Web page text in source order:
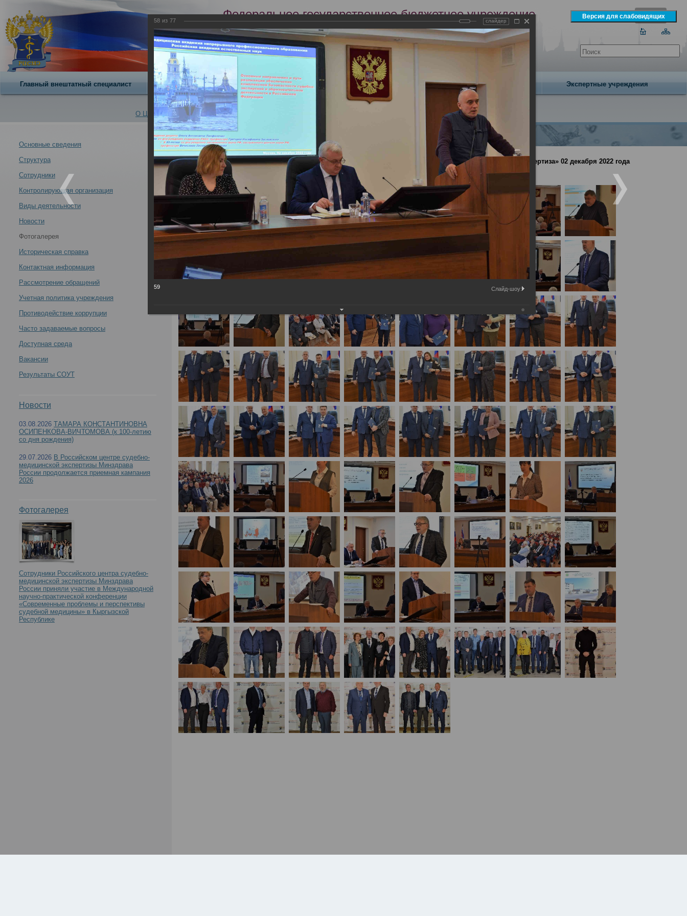
Федеральное государственное бюджетное учреждение
Российский центр судебно-медицинской экспертизы
Минздрава России
Главный внештатный специалист О центре Научная деятельность Экспертиза Образование Издательство Экспертные учреждения
О Центре -
Новости -
Итоги заседания профильной комиссии Минздрава
России по специальности «Судебно-медицинская
экспертиза» 02 декабря 2022 года -
Итоги заседания профильной комиссии Минздрава России по специальности «Судебно-медицинская экспертиза» 02 декабря 2022 года
Основные сведения
Структура
Сотрудники
Контролирующая организация
Виды деятельности
Новости
Фотогалерея
Историческая справка
Контактная информация
Рассмотрение обращений
Учетная политика учреждения
Противодействие коррупции
Часто задаваемые вопросы
Доступная среда
Вакансии
Результаты СОУТ
Новости
03.08.2026 ТАМАРА КОНСТАНТИНОВНА
ОСИПЕНКОВА-ВИЧТОМОВА (к 100-летию
со дня рождения)
29.07.2026 В Российском центре судебно-
медицинской экспертизы Минздрава
России продолжается приемная кампания
2026
Фотогалерея
Сотрудники Российского центра судебно-
медицинской экспертизы Минздрава
России приняли участие в Международной
научно-практической конференции
«Современные проблемы и перспективы
судебной медицины» в Кыргызской
Республике
Альбомы
Итоги заседания профильной комиссии Минздрава России по специальности «Судебно-медицинская экспертиза» 02 декабря 2022 года
09.12.2022
58 из 77 слайдер
59 Слайд-шоу: